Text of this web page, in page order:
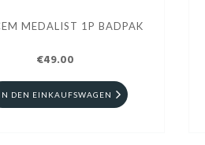
MEDALIST 1P BADPAK
€49.00
DEN EINKAUFSWAGEN